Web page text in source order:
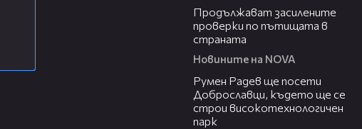
Продължават засилените
проверки по пътищата в
страната
Новините на NOVA
Румен Радев ще посети
Доброславци, където ще се
строи високотехнологичен
парк